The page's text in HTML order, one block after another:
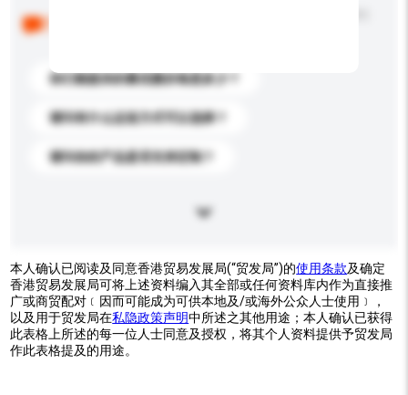
你们能提供的最优惠价格是多少？
请问有什么运送方式可以选择？
请问你的产品是否支持定制？
本人确认已阅读及同意香港贸易发展局(“贸发局”)的使用条款及确定
香港贸易发展局可将上述资料编入其全部或任何资料库内作为直接推
广或商贸配对﹝因而可能成为可供本地及/或海外公众人士使用﹞，
以及用于贸发局在私隐政策声明中所述之其他用途；本人确认已获得
此表格上所述的每一位人士同意及授权，将其个人资料提供予贸发局
作此表格提及的用途。